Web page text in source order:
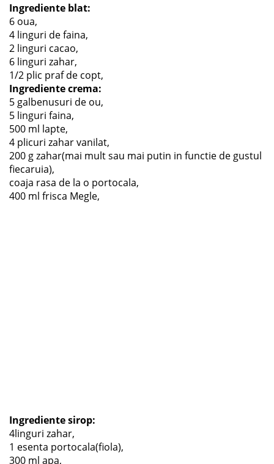
Ingrediente blat:
6 oua,
4 linguri de faina,
2 linguri cacao,
6 linguri zahar,
1/2 plic praf de copt,
Ingrediente crema:
5 galbenusuri de ou,
5 linguri faina,
500 ml lapte,
4 plicuri zahar vanilat,
200 g zahar(mai mult sau mai putin in functie de gustul
fiecaruia),
coaja rasa de la o portocala,
400 ml frisca Megle,
Ingrediente sirop:
4linguri zahar,
1 esenta portocala(fiola),
300 ml apa,